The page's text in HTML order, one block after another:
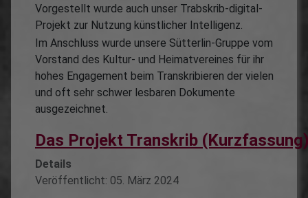
Vorgestellt wurde auch unser Trabskrib-digital-
Projekt zur Nutzung künstlicher Intelligenz.
Im Anschluss wurde unsere Sütterlin-Gruppe vom
Vorstand des Kultur- und Heimatvereines für ihr
hohes Engagement beim Transkribieren der vielen
und oft sehr schwer lesbaren Dokumente
ausgezeichnet.
Das Projekt Transkrib
Details
Veröffentlicht: 05. März 2024